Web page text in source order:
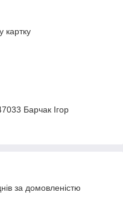
картку
Барчак Ігор
за домовленістю